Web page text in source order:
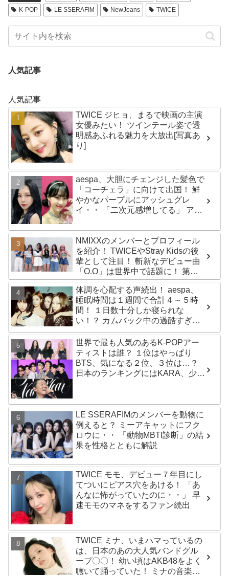
K-POP
LE SSERAFIM NewJeans TWICE
人気記事
人気記事
TWICE ジヒョ、まるで映画の主演
女優みたい！ ツインテール姿で透
明感あふれる魅力を大放出[写真あ
り]
aespa、大胆にチェンジした髪色で
「コーチェラ」に向けて出国！ 鮮
やかなパープルにアッシュグレ
イ・・ 「二次元感増してる」 アバ
NMIXXのメンバーとプロフィール
を紹介！ TWICEやStray Kidsの後
輩として注目！ 斬新なデビュー曲
「O.O」は世界中で話題に！ 第４
世代を代表する美女ソリュンをは
じめ、全員ビジュアルメンバーと
いわれるその魅力をチェック
体調を心配する声続出！ aespa、
睡眠時間は１週間で合計４～５時
間！ １日数十分しか寝られな
い！？ カムバック中の過酷すぎる
スケジュールに衝撃
世界で最も人気のあるK-POPアー
ティストは誰？ １位はやっぱり
BTS、気になる２位、３位は…？
日本のランキングにはKARA、少女
LE SSERAFIMのメンバーを動物に
例えると？ ミーアキャットにフク
ロウに・・ 「動物MBTI診断」の結
果を性格とともに解説
TWICE モモ、デビュー７年目にし
てついにピアス穴をあける！ 「あ
んなに怖がっていたのに・・」 早
速モモのマネをするファン続出
TWICE ミナ、いまハマっているの
は、日本のあの大人気バンドグル
ープ〇〇！ 幼い頃はAKB48をよく
聴いて踊っていた！ ミナの音楽の